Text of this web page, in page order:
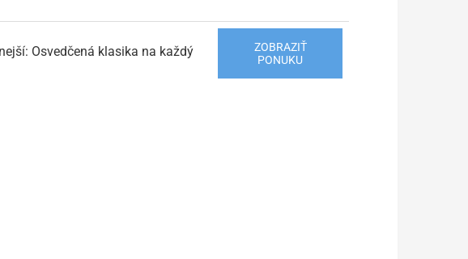
Osvedčená klasika na každý
ZOBRAZIŤ
PONUKU